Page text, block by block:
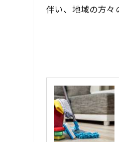
伴い、地域の方々